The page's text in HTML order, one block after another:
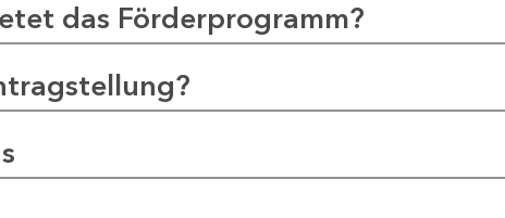
das Förderprogramm?